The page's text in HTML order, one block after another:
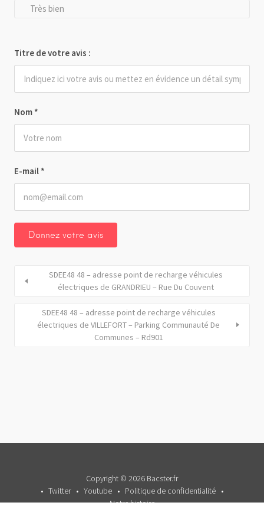
Nom *
E-mail *
Très bien
Titre de votre avis :
SDEE48 48 – adresse point de recharge véhicules
électriques de GRANDRIEU – Rue Du Couvent
SDEE48 48 – adresse point de recharge véhicules
électriques de VILLEFORT – Parking Communauté De
Communes – Rd901
Copyright © 2026 Bacster.fr
Twitter
Youtube
Politique de confidentialité
Notre histoire